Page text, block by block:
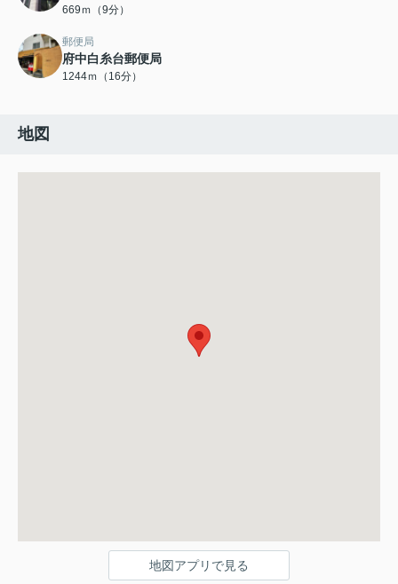
669ｍ（9分）
郵便局
府中白糸台郵便局
1244ｍ（16分）
地図
地図アプリで見る